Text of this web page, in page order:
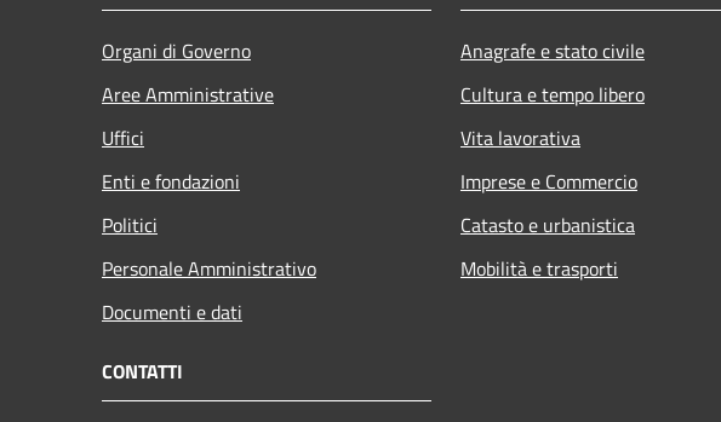
Organi di Governo
Aree Amministrative
Uffici
Enti e fondazioni
Politici
Personale Amministrativo
Documenti e dati
Anagrafe e stato civile
Cultura e tempo libero
Vita lavorativa
Imprese e Commercio
Catasto e urbanistica
Mobilità e trasporti
CONTATTI